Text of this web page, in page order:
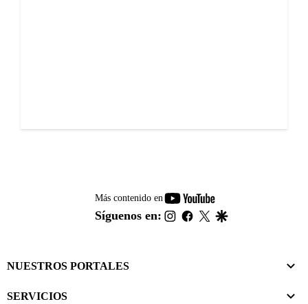
Más contenido en
youtube-
footer
Síguenos en: instagram
facebook
twitter
NUESTROS PORTALES
SERVICIOS